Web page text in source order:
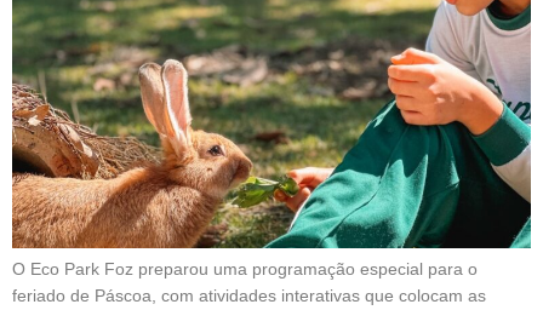
O Eco Park Foz preparou uma programação especial para o
feriado de Páscoa, com atividades interativas que colocam as